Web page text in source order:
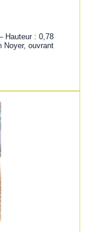
Hauteur : 0,78
Noyer, ouvrant